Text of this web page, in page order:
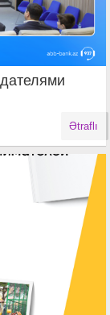
Ətraflı